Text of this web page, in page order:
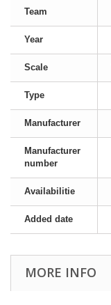
Team
Year
Scale
Type
Manufacturer
Manufacturer
number
Availabilitie
Added date
MORE INFO